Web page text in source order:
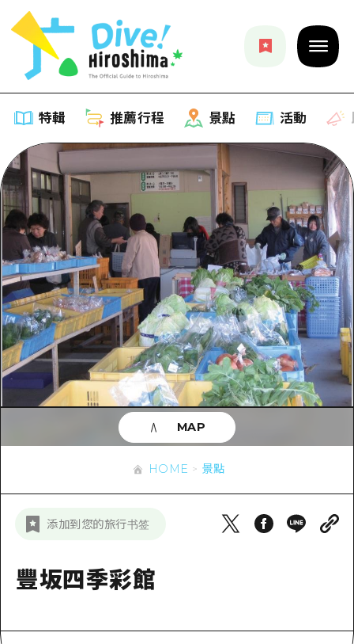
特輯 推薦行程 景點 活動
特輯
列表
推薦
藝術
活動·廟會
美食·酒水
騎自行車
購物
運動
夜晚生活
標準
治癒
推薦行程
列表
Dive! Hiroshima 官方向導
廣島隨意旅行
廣島市內
安芸
答對了
宮島周邊
短途旅行
景點
列表
廣島市內
安芸
答對了
美北
東山口
活動
即時訊息
有用的信息
列表
超值遊覽門票
新聞
HOME 景點
添加到您的旅行书签
豐坂四季彩館
MAP